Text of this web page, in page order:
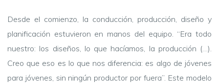
Desde el comienzo, la conducción, producción, diseño y
planificación estuvieron en manos del equipo. “Era todo
nuestro: los diseños, lo que hacíamos, la producción (…).
Creo que eso es lo que nos diferencia: es algo de jóvenes
para jóvenes, sin ningún productor por fuera”. Este modelo